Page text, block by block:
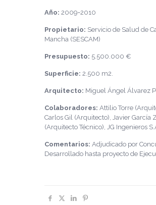
Año: 2009‐2010
Propietario: Servicio de Salud de
Mancha (SESCAM)
Presupuesto: 5.500.000 €
Superficie: 2.500 m2.
Arquitecto: Miguel Ángel Álvarez
Colaboradores: Attilio Torre
Carlos Gil (Arquitecto), Javier García
(Arquitecto Técnico), JG Ingenieros
Comentarios: Adjudicado por
Desarrollado hasta proyecto de